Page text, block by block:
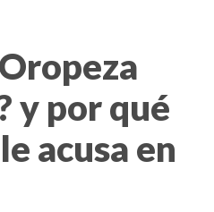
y por qué
acusa en